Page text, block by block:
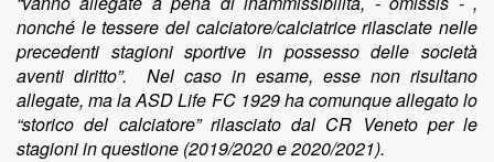
nonché le tessere del calciatore/calciatrice rilasciate nelle
precedenti stagioni sportive in possesso delle società
aventi diritto”. Nel caso in esame, esse non risultano
allegate, ma la ASD Life FC 1929 ha comunque allegato lo
“storico del calciatore” rilasciato dal CR Veneto per le
stagioni in questione (2019/2020 e 2020/2021).